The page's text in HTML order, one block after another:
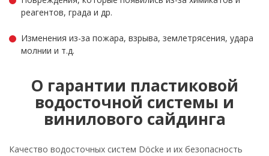
реагентов, града и др.
Изменения из-за пожара, взрыва, землетрясения, удара
молнии и т.д.
О гарантии пластиковой
водосточной системы и
винилового сайдинга
Качество водосточных систем Döcke и их безопасность